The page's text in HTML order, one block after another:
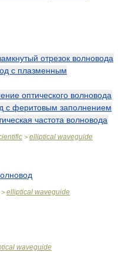
отрезок волновода
с плазменным
оптического волновода
с феритовым заполнением
частота волновода
> elliptical waveguide
> elliptical waveguide
waveguide